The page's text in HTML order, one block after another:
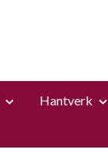
Hantverk